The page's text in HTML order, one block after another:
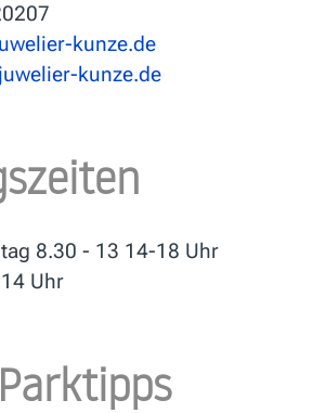
kunze.de
8.30 - 13 14-18 Uhr
Uhr